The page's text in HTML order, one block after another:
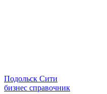
Подольск Сити
бизнес справочник